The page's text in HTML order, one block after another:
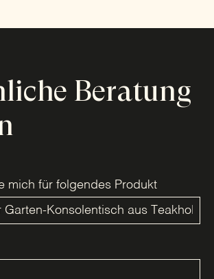
Beratung
mich für folgendes Produkt